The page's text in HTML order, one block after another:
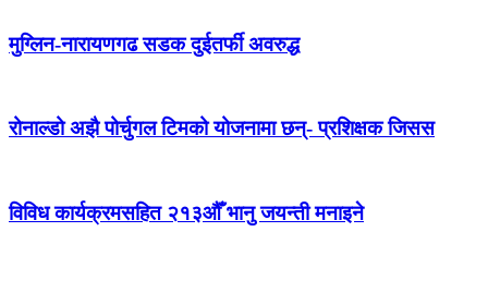
मुग्लिन-नारायणगढ सडक दुईतर्फी अवरुद्ध
रोनाल्डो अझै पोर्चुगल टिमको योजनामा छन्- प्रशिक्षक जिसस
विविध कार्यक्रमसहित २१३औँ भानु जयन्ती मनाइने